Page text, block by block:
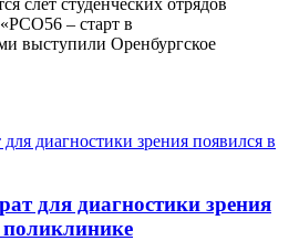
слет студенческих отрядов
– старт в
выступили Оренбургское
для диагностики зрения
поликлинике